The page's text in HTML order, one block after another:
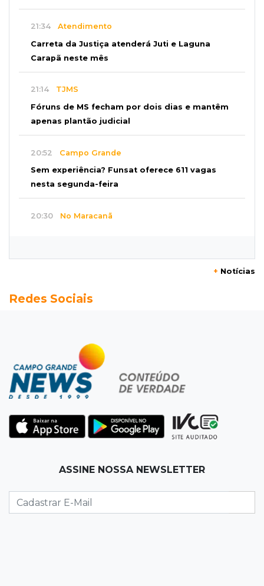
21:34 Atendimento
Carreta da Justiça atenderá Juti e Laguna
Carapã neste mês
21:14 TJMS
Fóruns de MS fecham por dois dias e mantêm
apenas plantão judicial
20:52 Campo Grande
Sem experiência? Funsat oferece 611 vagas
nesta segunda-feira
20:30 No Maracanã
Seleções em MS têm salários de até R$ 8,2 mil;
Jardim Itatiaia
Vigia é amarrado durante roubo de carro e
dois caminhões em pátio
Corinthians vence Bragantino por 2 a 0 e sobe
para 7º no Brasileirão
Na Vila Belmiro
lugar no Brasileirão
+ Notícias
Redes Sociais
ASSINE NOSSA NEWSLETTER